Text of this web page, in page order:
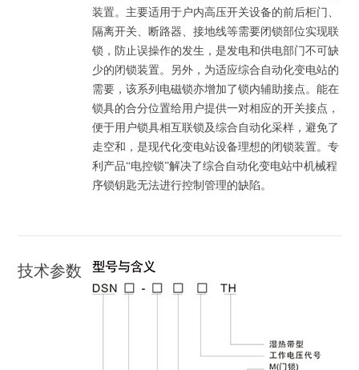
装置。主要适用于户内高压开关设备的前后柜门、
隔离开关、断路器、接地线等需要闭锁部位实现联
锁，防止误操作的发生，是发电和供电部门不可缺
少的闭锁装置。另外，为适应综合自动化变电站的
需要，该系列电磁锁亦增加了锁内辅助接点。能在
锁具的合分位置给用户提供一对相应的开关接点，
便于用户锁具相互联锁及综合自动化采样，避免了
走空和，是现代化变电站设备理想的闭锁装置。专
利产品“电控锁”解决了综合自动化变电站中机械程
序锁钥匙无法进行控制管理的缺陷。
技术参数